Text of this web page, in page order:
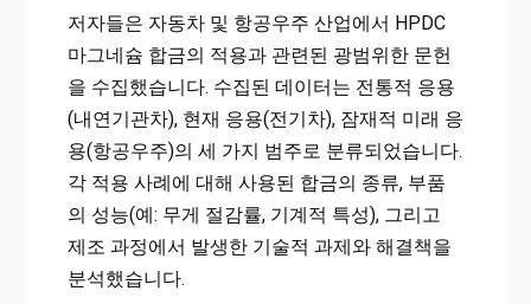
저자들은 자동차 및 항공우주 산업에서 HPDC
마그네슘 합금의 적용과 관련된 광범위한 문헌
을 수집했습니다. 수집된 데이터는 전통적 응용
(내연기관차), 현재 응용(전기차), 잠재적 미래 응
용(항공우주)의 세 가지 범주로 분류되었습니다.
각 적용 사례에 대해 사용된 합금의 종류, 부품
의 성능(예: 무게 절감률, 기계적 특성), 그리고
제조 과정에서 발생한 기술적 과제와 해결책을
분석했습니다.